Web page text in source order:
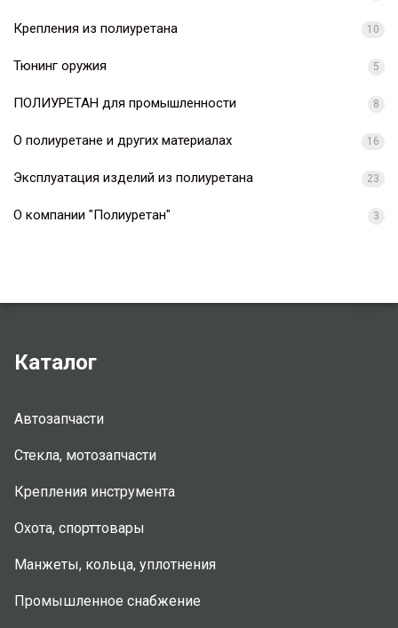
Крепления из полиуретана 10
Тюнинг оружия 5
ПОЛИУРЕТАН для промышленности 8
О полиуретане и других материалах 16
Эксплуатация изделий из полиуретана 23
О компании "Полиуретан" 3
Каталог
Автозапчасти
Стекла, мотозапчасти
Крепления инструмента
Охота, спорттовары
Манжеты, кольца, уплотнения
Промышленное снабжение